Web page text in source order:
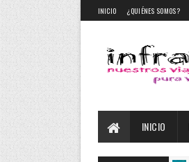
INICIO ¿QUIÉNES SOMOS?
INICIO